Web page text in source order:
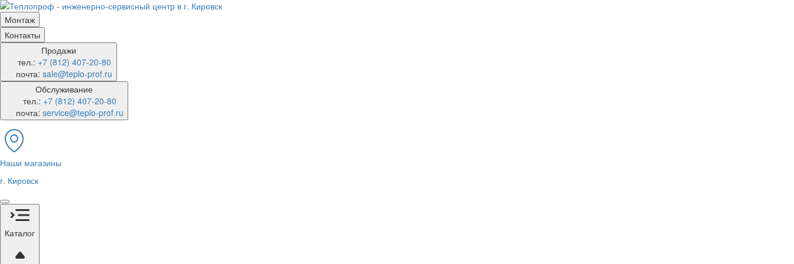
Монтаж
Контакты
Продажи
тел.: +7 (812) 407-20-80
почта: sale@teplo-prof.ru
Обслуживание
тел.: +7 (812) 407-20-80
почта: service@teplo-prof.ru
Наши магазины
г. Кировск
Каталог